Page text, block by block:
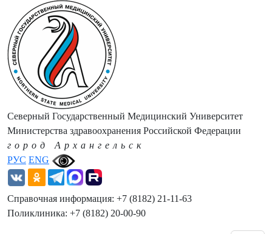
РУС ENG
Северный Государственный Медицинский Университет
Министерства здравоохранения Российской Федерации
город Архангельск
Справочная информация: +7 (8182) 21-11-63
Поликлиника: +7 (8182) 20-00-90